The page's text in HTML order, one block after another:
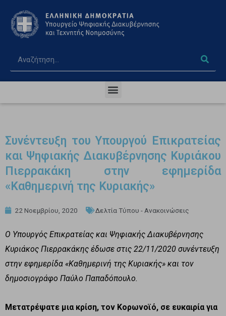
Συνέντευξη του Υπουργού Επικρατείας
και Ψηφιακής Διακυβέρνησης Κυριάκου
Πιερρακάκη στην εφημερίδα
«Καθημερινή της Κυριακής»
22 Νοεμβρίου, 2020 Δελτία Τύπου - Ανακοινώσεις
Ο Υπουργός Επικρατείας και Ψηφιακής Διακυβέρνησης
Κυριάκος Πιερρακάκης έδωσε στις 22/11/2020 συνέντευξη
στην εφημερίδα «Καθημερινή της Κυριακής» και τον
δημοσιογράφο Παύλο Παπαδόπουλο.
Μετατρέψατε μια κρίση, τον Κορωνοϊό, σε ευκαιρία για